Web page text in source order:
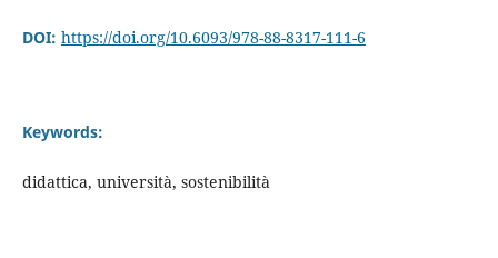
DOI: https://doi.org/10.6093/978-88-8317-111-6
Keywords:
didattica, università, sostenibilità